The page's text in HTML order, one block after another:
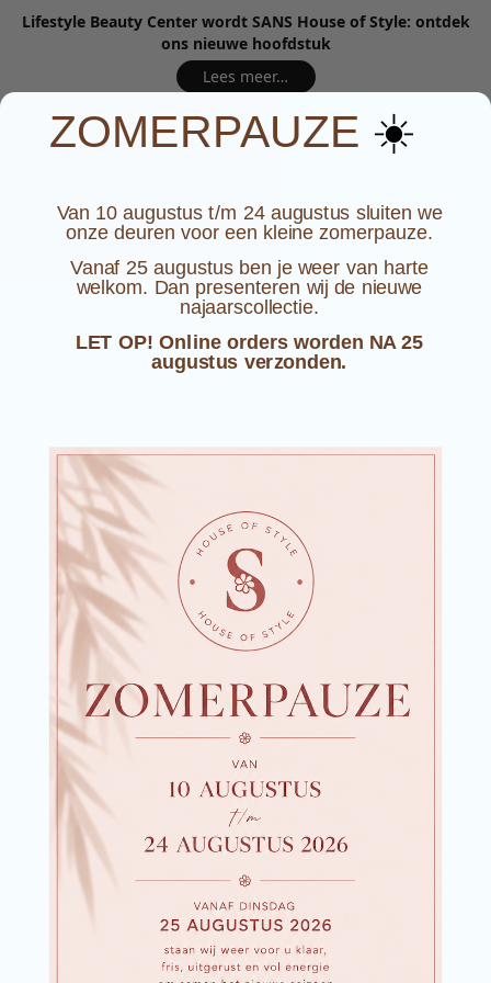
Lifestyle Beauty Center wordt SANS House of Style: ontdek
ons nieuwe hoofdstuk
Lees meer…
ZOMERPAUZE ☀️
Van 10 augustus t/m 24 augustus sluiten we
onze deuren voor een kleine zomerpauze.
Vanaf 25 augustus ben je weer van harte
welkom. Dan presenteren wij de nieuwe
najaarscollectie.
LET OP! Online orders worden NA 25
augustus verzonden.